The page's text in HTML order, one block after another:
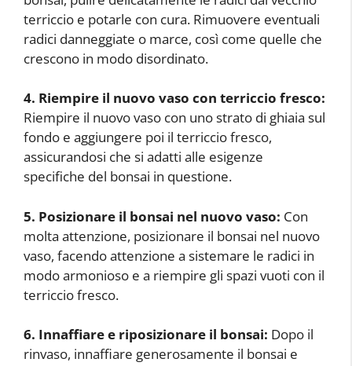
terriccio e potarle con cura. Rimuovere eventuali
radici danneggiate o marce, così come quelle che
crescono in modo disordinato.
4. Riempire il nuovo vaso con terriccio fresco:
Riempire il nuovo vaso con uno strato di ghiaia sul
fondo e aggiungere poi il terriccio fresco,
assicurandosi che si adatti alle esigenze
specifiche del bonsai in questione.
5. Posizionare il bonsai nel nuovo vaso: Con
molta attenzione, posizionare il bonsai nel nuovo
vaso, facendo attenzione a sistemare le radici in
modo armonioso e a riempire gli spazi vuoti con il
terriccio fresco.
6. Innaffiare e riposizionare il bonsai: Dopo il
rinvaso, innaffiare generosamente il bonsai e